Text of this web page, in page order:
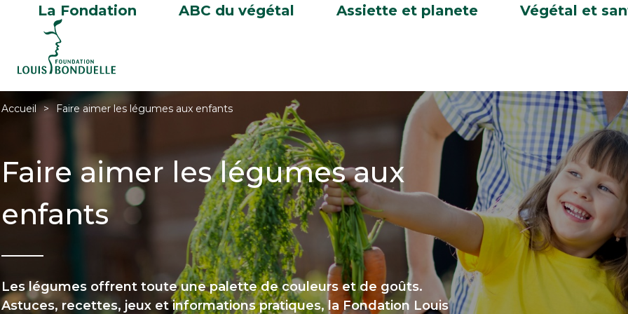
La Fondation ABC du végétal Assiette et planete Végétal et
Accueil Faire aimer les légumes aux enfants
Faire aimer les légumes aux
enfants
Les légumes offrent toute une palette de couleurs et de goûts.
Astuces, recettes, jeux et informations pratiques, la Fondation Louis